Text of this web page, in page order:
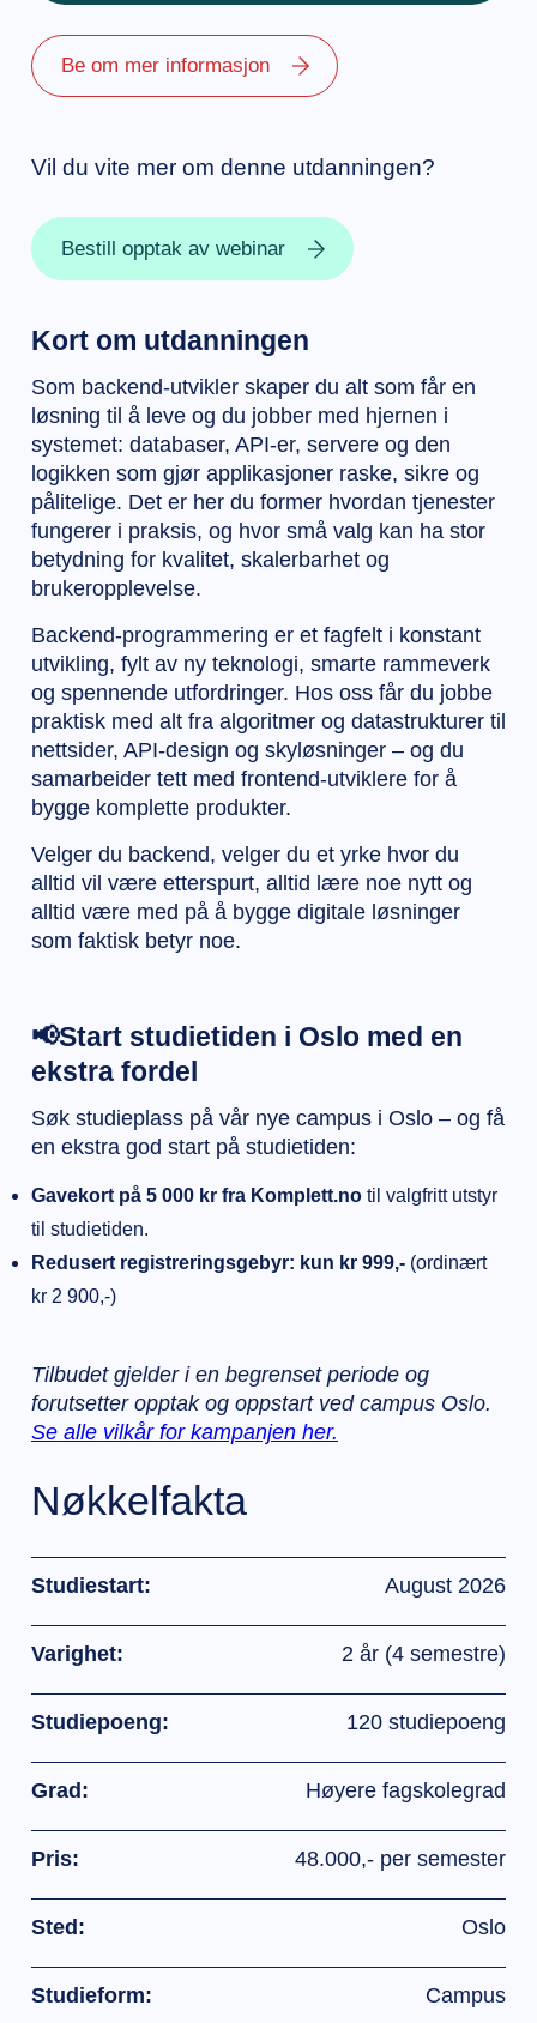
Be om mer informasjon
Vil du vite mer om denne utdanningen?
Bestill opptak av webinar
Kort om utdanningen
Som backend-utvikler skaper du alt som får en
løsning til å leve og du jobber med hjernen i
systemet: databaser, API-er, servere og den
logikken som gjør applikasjoner raske, sikre og
pålitelige. Det er her du former hvordan tjenester
fungerer i praksis, og hvor små valg kan ha stor
betydning for kvalitet, skalerbarhet og
brukeropplevelse.
Backend-programmering er et fagfelt i konstant
utvikling, fylt av ny teknologi, smarte rammeverk
og spennende utfordringer. Hos oss får du jobbe
praktisk med alt fra algoritmer og datastrukturer til
nettsider, API-design og skyløsninger – og du
samarbeider tett med frontend-utviklere for å
bygge komplette produkter.
Velger du backend, velger du et yrke hvor du
alltid vil være etterspurt, alltid lære noe nytt og
alltid være med på å bygge digitale løsninger
som faktisk betyr noe.
📢Start studietiden i Oslo med en
ekstra fordel
Søk studieplass på vår nye campus i Oslo – og få
en ekstra god start på studietiden:
Gavekort på 5 000 kr fra Komplett.no til valgfritt utstyr
til studietiden.
Redusert registreringsgebyr: kun kr 999,- (ordinært
kr 2 900,-)
Tilbudet gjelder i en begrenset periode og
forutsetter opptak og oppstart ved campus Oslo.
Se alle vilkår for kampanjen her.
Nøkkelfakta
Studiestart: August 2026
Varighet: 2 år (4 semestre)
Studiepoeng: 120 studiepoeng
Grad: Høyere fagskolegrad
Pris: 48.000,- per semester
Sted: Oslo
Studieform: Campus